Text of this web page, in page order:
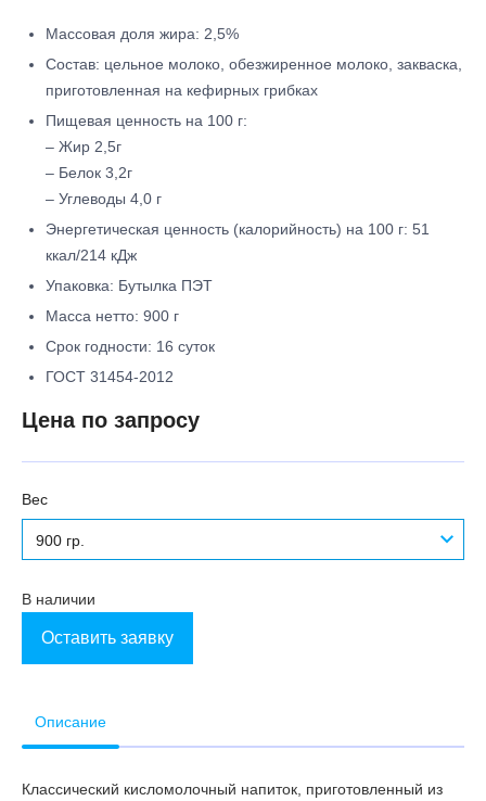
Массовая доля жира: 2,5%
Состав: цельное молоко, обезжиренное молоко, закваска,
приготовленная на кефирных грибках
Пищевая ценность на 100 г:
– Жир 2,5г
– Белок 3,2г
– Углеводы 4,0 г
Энергетическая ценность (калорийность) на 100 г: 51
ккал/214 кДж
Упаковка: Бутылка ПЭТ
Масса нетто: 900 г
Срок годности: 16 суток
ГОСТ 31454-2012
Цена по запросу
Вес
900 гр.
В наличии
Оставить заявку
Описание
Классический кисломолочный напиток, приготовленный из